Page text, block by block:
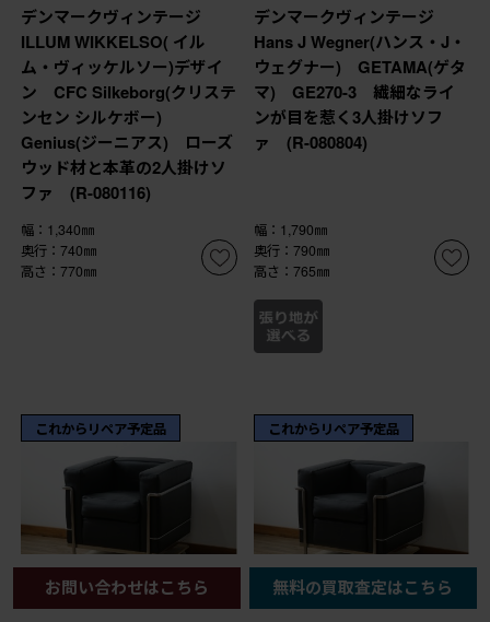
デンマークヴィンテージ
ILLUM WIKKELSO( イル
ム・ヴィッケルソー)デザイ
ン CFC Silkeborg(クリステ
ンセン シルケボー)
Genius(ジーニアス) ローズ
ウッド材と本革の2人掛けソ
ファ (R-080116)
幅：1,340㎜
奥行：740㎜
高さ：770㎜
デンマークヴィンテージ
Hans J Wegner(ハンス・J・
ウェグナー) GETAMA(ゲタ
マ) GE270-3 繊細なライ
ンが目を惹く3人掛けソフ
ァ (R-080804)
幅：1,790㎜
奥行：790㎜
高さ：765㎜
これからリペア予定品
5%OFF ¥652,300 (税込)
これからリペア予定品
5%OFF ¥652,300 (税込)
お問い合わせはこちら 無料の買取査定はこちら